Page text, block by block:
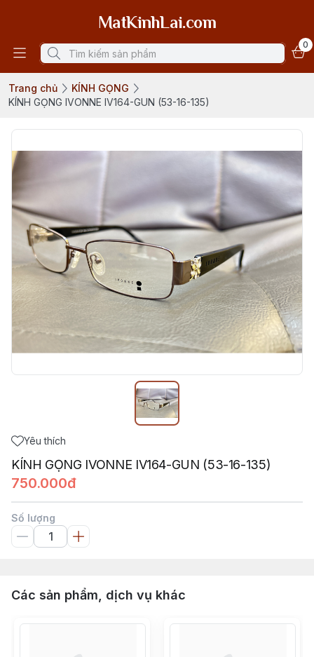
MatKinhLai.com
0
Trang chủ
KÍNH GỌNG
KÍNH GỌNG IVONNE IV164-GUN (53-16-135)
Yêu thích
KÍNH GỌNG IVONNE IV164-GUN (53-16-135)
750.000đ
Số lượng
Các sản phẩm, dịch vụ khác